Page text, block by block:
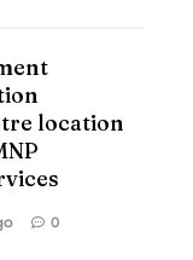
location
0